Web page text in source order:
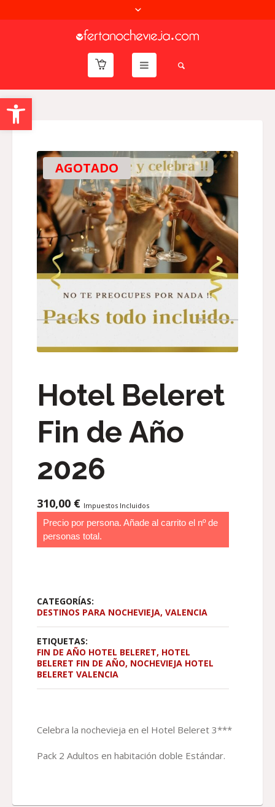
Abrir barra de herramientas
AGOTADO
Hotel Beleret
Fin de Año
2026
310,00 € Impuestos Incluidos
Precio por persona. Añade al carrito el nº de
personas total.
CATEGORÍAS:
DESTINOS PARA NOCHEVIEJA, VALENCIA
ETIQUETAS:
FIN DE AÑO HOTEL BELERET, HOTEL
BELERET FIN DE AÑO, NOCHEVIEJA HOTEL
BELERET VALENCIA
Celebra la nochevieja en el Hotel Beleret 3***
Pack 2 Adultos en habitación doble Estándar.